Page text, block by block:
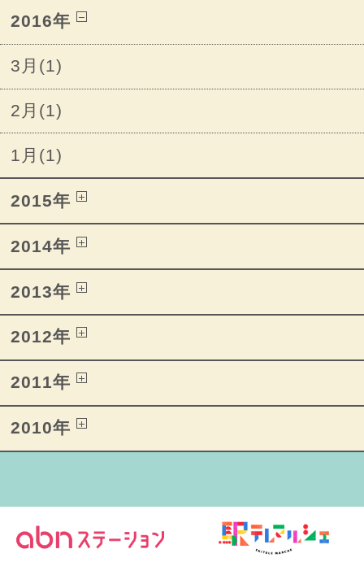
2016年
3月(1)
2月(1)
1月(1)
2015年
2014年
2013年
2012年
2011年
2010年